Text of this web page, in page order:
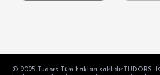
© 2025 Tudors Tüm hakları saklıdır.TUDORS -